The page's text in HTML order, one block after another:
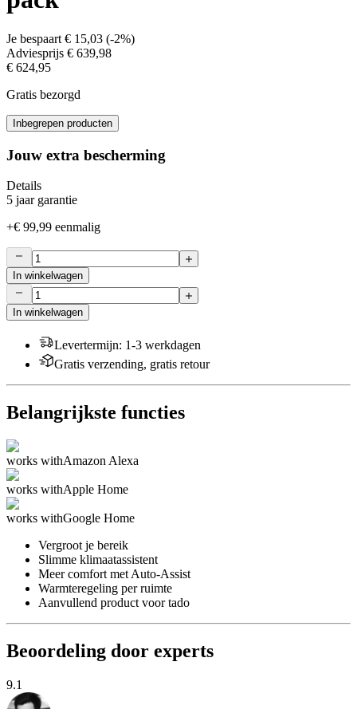
Je bespaart € 15,03 (-2%)
Adviesprijs € 639,98
€ 624,95
Gratis bezorgd
Inbegrepen producten
Jouw extra bescherming
Details
5 jaar garantie
+€ 99,99 eenmalig
In winkelwagen
In winkelwagen
Levertermijn: 1-3 werkdagen
Gratis verzending, gratis retour
Belangrijkste functies
works withAmazon Alexa
works withApple Home
works withGoogle Home
Vergroot je bereik
Slimme klimaatassistent
Meer comfort met Auto-Assist
Warmteregeling per ruimte
Aanvullend product voor tado
Beoordeling door experts
9.1